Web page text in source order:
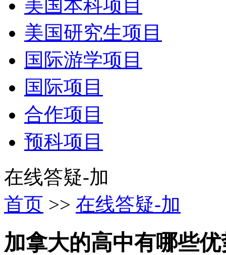
美国本科项目
美国研究生项目
国际游学项目
国际项目
合作项目
预科项目
在线答疑-加
首页 >> 在线答疑-加
加拿大的高中有哪些